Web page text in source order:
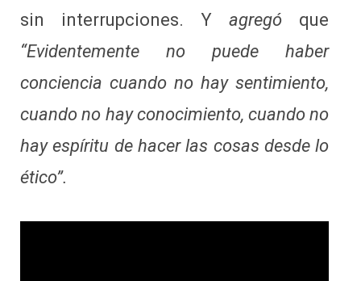
sin interrupciones. Y agregó que
“Evidentemente no puede haber
conciencia cuando no hay sentimiento,
cuando no hay conocimiento, cuando no
hay espíritu de hacer las cosas desde lo
ético”.